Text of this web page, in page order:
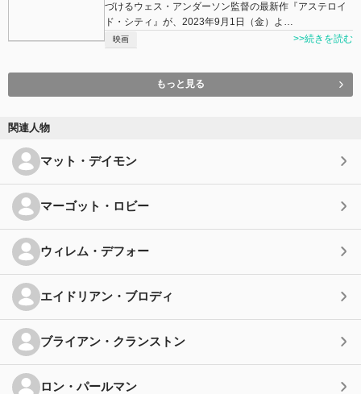
づけるウェス・アンダーソン監督の最新作『アステロイ
ド・シティ』が、2023年9月1日（金）よ…
映画 >>続きを読む
もっと見る
関連人物
マット・デイモン
マーゴット・ロビー
ウィレム・デフォー
エイドリアン・ブロディ
ブライアン・クランストン
ロン・パールマン